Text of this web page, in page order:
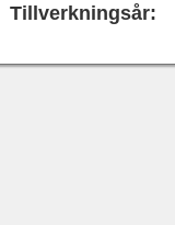
Tillverkningsår: